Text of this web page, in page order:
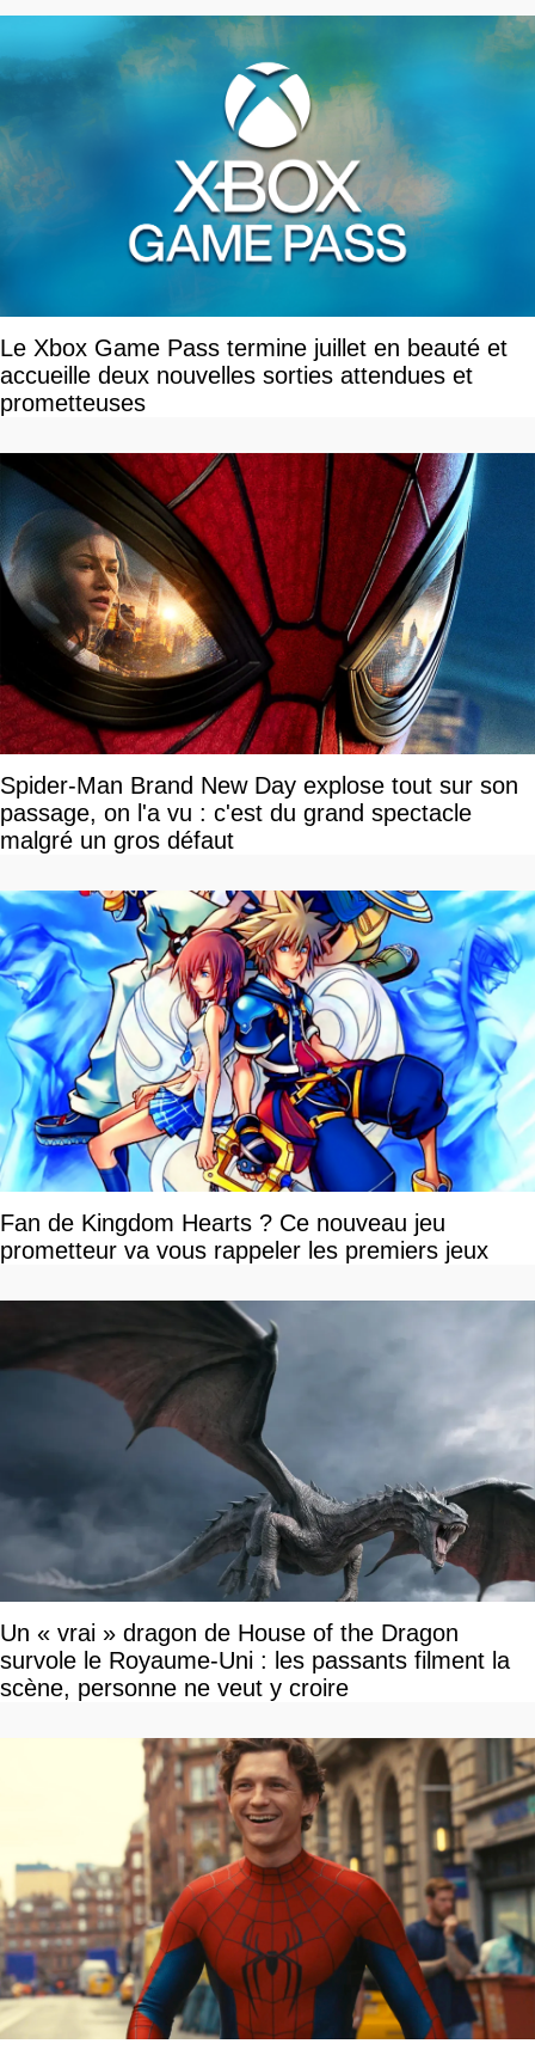
Le Xbox Game Pass termine juillet en beauté et
accueille deux nouvelles sorties attendues et
prometteuses
Spider-Man Brand New Day explose tout sur son
passage, on l'a vu : c'est du grand spectacle
malgré un gros défaut
Fan de Kingdom Hearts ? Ce nouveau jeu
prometteur va vous rappeler les premiers jeux
Un « vrai » dragon de House of the Dragon
survole le Royaume-Uni : les passants filment la
scène, personne ne veut y croire